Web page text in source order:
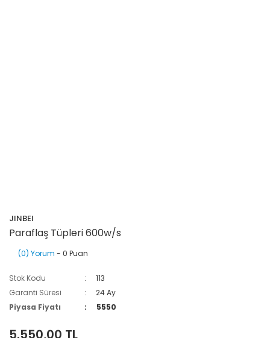
JINBEI
Paraflaş Tüpleri 600w/s
(0) Yorum - 0 Puan
Stok Kodu
113
Garanti Süresi
24 Ay
Piyasa Fiyatı
5550
5.550,00 TL